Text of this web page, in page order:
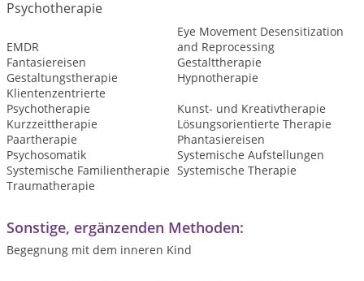
Psychotherapie
EMDR
Eye Movement Desensitization
and Reprocessing
Fantasiereisen
Gestalttherapie
Gestaltungstherapie
Hypnotherapie
Klientenzentrierte
Psychotherapie
Kunst- und Kreativtherapie
Kurzzeittherapie
Lösungsorientierte Therapie
Paartherapie
Phantasiereisen
Psychosomatik
Systemische Aufstellungen
Systemische Familientherapie Systemische Therapie
Traumatherapie
Sonstige, ergänzenden Methoden:
Begegnung mit dem inneren Kind